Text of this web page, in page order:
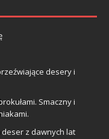
desery i
Smaczny i
z dawnych lat